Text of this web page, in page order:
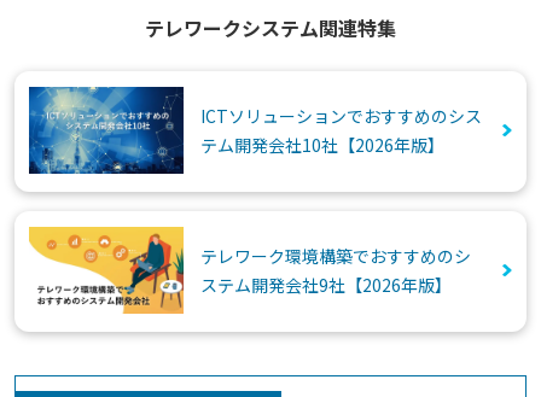
テレワークシステム関連特集
ICTソリューションでおすすめのシス
テム開発会社10社【2026年版】
テレワーク環境構築でおすすめのシ
ステム開発会社9社【2026年版】